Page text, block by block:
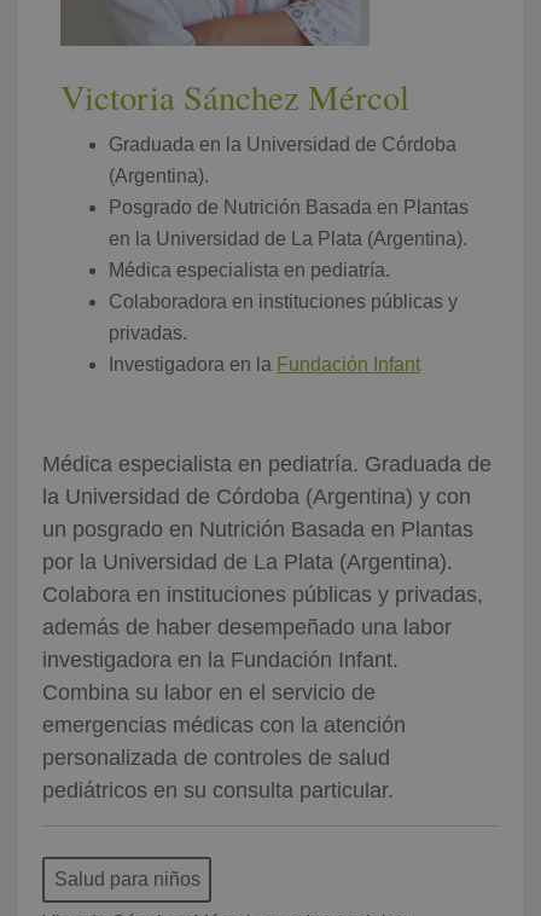
Victoria Sánchez Mércol
Graduada en la Universidad de Córdoba
(Argentina).
Posgrado de Nutrición Basada en Plantas
en la Universidad de La Plata (Argentina).
Médica especialista en pediatría.
Colaboradora en instituciones públicas y
privadas.
Investigadora en la Fundación Infant
Médica especialista en pediatría. Graduada de
la Universidad de Córdoba (Argentina) y con
un posgrado en Nutrición Basada en Plantas
por la Universidad de La Plata (Argentina).
Colabora en instituciones públicas y privadas,
además de haber desempeñado una labor
investigadora en la Fundación Infant.
Combina su labor en el servicio de
emergencias médicas con la atención
personalizada de controles de salud
pediátricos en su consulta particular.
Salud para niños